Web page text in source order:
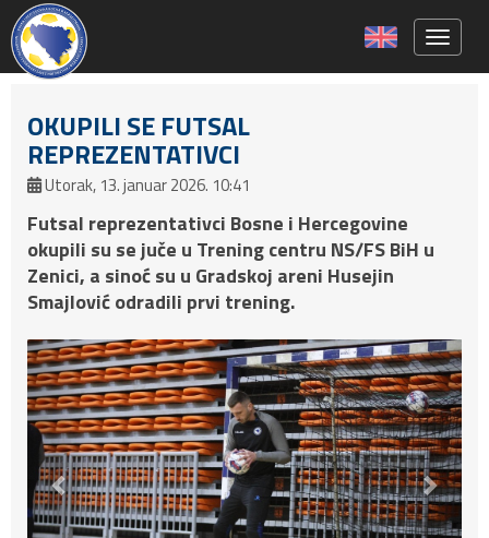
OKUPILI SE FUTSAL
REPREZENTATIVCI
Utorak, 13. januar 2026. 10:41
Futsal reprezentativci Bosne i Hercegovine
okupili su se juče u Trening centru NS/FS BiH u
Zenici, a sinoć su u Gradskoj areni Husejin
Smajlović odradili prvi trening.